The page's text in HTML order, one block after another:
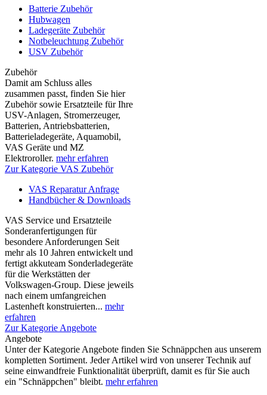
Batterie Zubehör
Hubwagen
Ladegeräte Zubehör
Notbeleuchtung Zubehör
USV Zubehör
Zubehör
Damit am Schluss alles
zusammen passt, finden Sie hier
Zubehör sowie Ersatzteile für Ihre
USV-Anlagen, Stromerzeuger,
Batterien, Antriebsbatterien,
Batterieladegeräte, Aquamobil,
VAS Geräte und MZ
Elektroroller. mehr erfahren
Zur Kategorie VAS Zubehör
VAS Reparatur Anfrage
Handbücher & Downloads
VAS Service und Ersatzteile
Sonderanfertigungen für
besondere Anforderungen Seit
mehr als 10 Jahren entwickelt und
fertigt akkuteam Sonderladegeräte
für die Werkstätten der
Volkswagen-Group. Diese jeweils
nach einem umfangreichen
Lastenheft konstruierten... mehr
erfahren
Zur Kategorie Angebote
Angebote
Unter der Kategorie Angebote finden Sie Schnäppchen aus unserem
kompletten Sortiment. Jeder Artikel wird von unserer Technik auf
seine einwandfreie Funktionalität überprüft, damit es für Sie auch
ein "Schnäppchen" bleibt. mehr erfahren